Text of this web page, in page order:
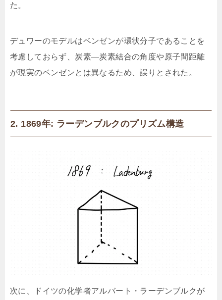
た。
デュワーのモデルはベンゼンが環状分子であることを
考慮しておらず、炭素—炭素結合の角度や原子間距離
が現実のベンゼンとは異なるため、誤りとされた。
2. 1869年: ラーデンブルクのプリズム構造
次に、ドイツの化学者アルバート・ラーデンブルクが